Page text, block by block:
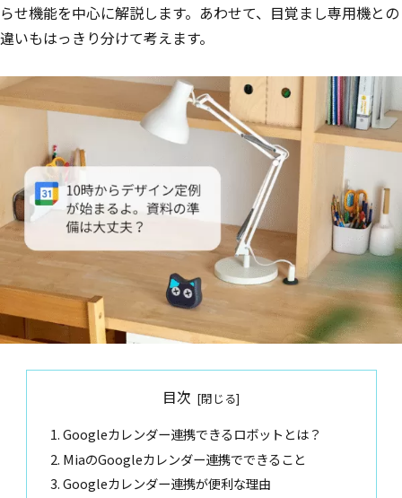
らせ機能を中心に解説します。あわせて、目覚まし専用機との
違いもはっきり分けて考えます。
目次
Googleカレンダー連携できるロボットとは？
MiaのGoogleカレンダー連携でできること
Googleカレンダー連携が便利な理由